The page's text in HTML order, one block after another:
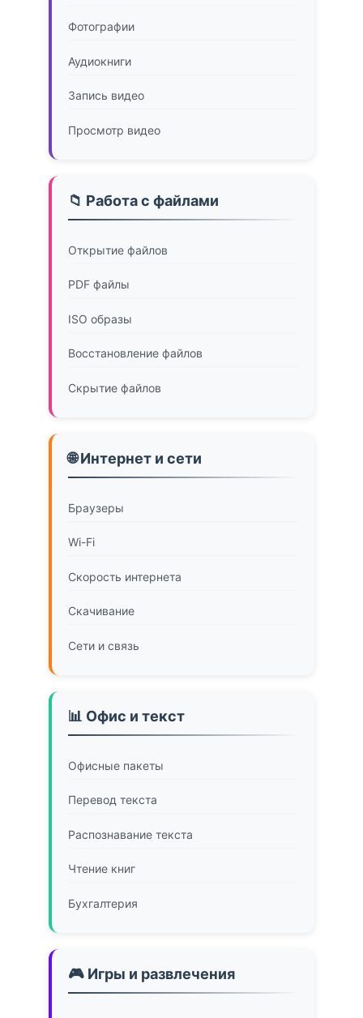
Фотографии
Аудиокниги
Запись видео
Просмотр видео
📁 Работа с файлами
Открытие файлов
PDF файлы
ISO образы
Восстановление файлов
Скрытие файлов
🌐 Интернет и сети
Браузеры
Wi-Fi
Скорость интернета
Скачивание
Сети и связь
📊 Офис и текст
Офисные пакеты
Перевод текста
Распознавание текста
Чтение книг
Бухгалтерия
🎮 Игры и развлечения